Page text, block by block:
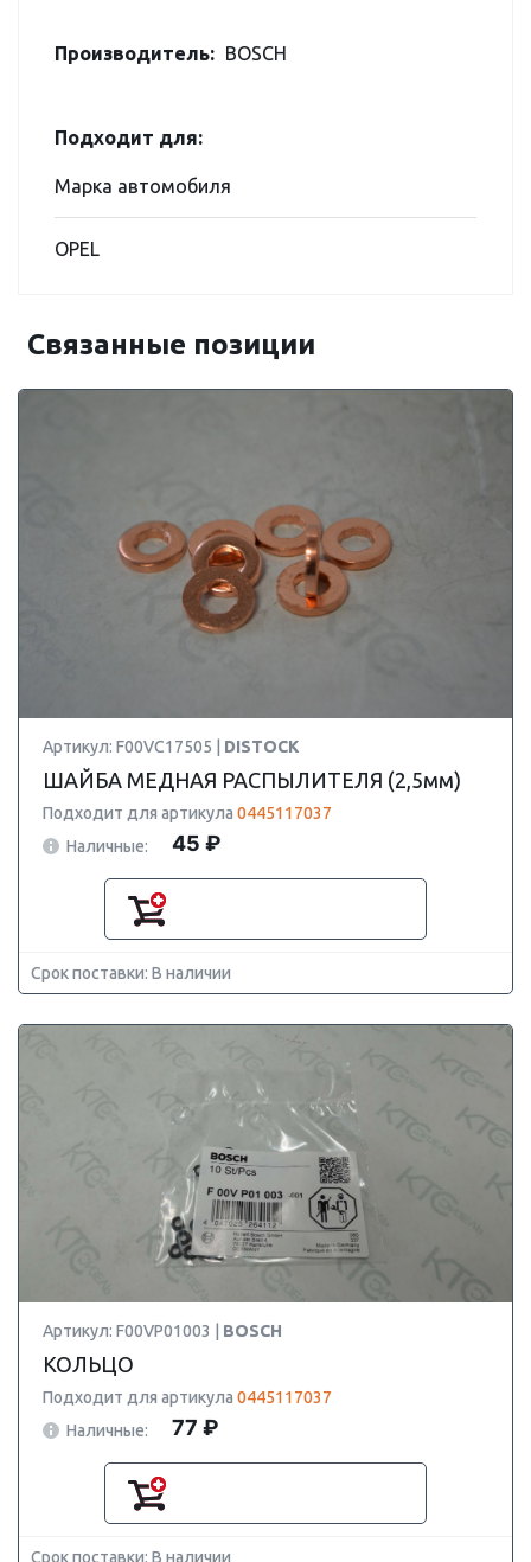
Производитель: BOSCH
Подходит для:
Марка автомобиля
OPEL
Связанные позиции
Артикул: F00VC17505 | DISTOCK
ШАЙБА МЕДНАЯ РАСПЫЛИТЕЛЯ (2,5мм)
Подходит для артикула 0445117037
Наличные:
45 ₽
Срок поставки: В наличии
Артикул: F00VP01003 | BOSCH
КОЛЬЦО
Подходит для артикула 0445117037
Наличные:
77 ₽
Срок поставки: В наличии